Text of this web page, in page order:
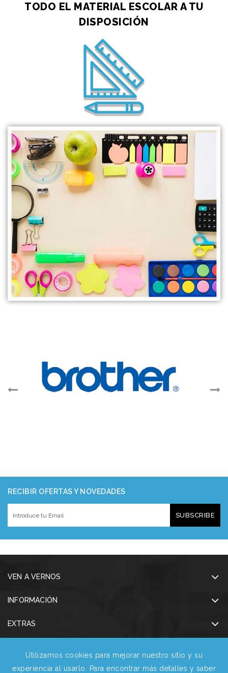
Utilizamos cookies para mejorar nuestro sitio y su
experiencia al usarlo. Para encontrar más detalles y saber
TODO EL MATERIAL ESCOLAR A TU
DISPOSICIÓN
RECIBIR OFERTAS Y NOVEDADES
SUBSCRIBE
VEN A VERNOS
INFORMACIÓN
EXTRAS